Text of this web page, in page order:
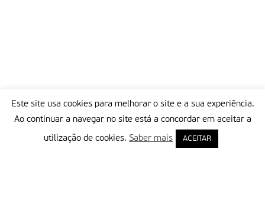
Este site usa cookies para melhorar o site e a sua experiência.
Ao continuar a navegar no site está a concordar em aceitar a
utilização de cookies. Saber mais ACEITAR